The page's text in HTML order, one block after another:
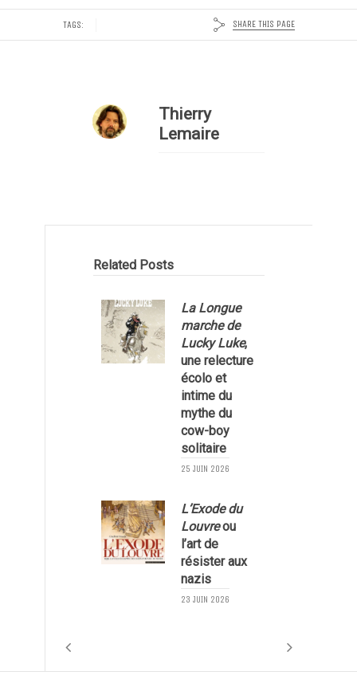
TAGS: SHARE THIS PAGE
Thierry
Lemaire
Related Posts
La Longue
marche de
Lucky Luke,
une relecture
écolo et
intime du
mythe du
cow-boy
solitaire
25 JUIN 2026
L’Exode du
Louvreou
l’art de
résister aux
nazis
23 JUIN 2026